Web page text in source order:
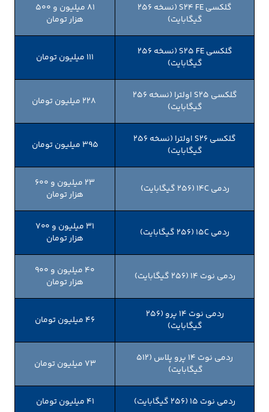
گلکسی S۲۴ FE (نسخه ۲۵۶
گیگابایت)
81 میلیون و 500
هزار تومان
گلکسی S۲۵ FE (نسخه ۲۵۶
گیگابایت)
111 میلیون تومان
گلکسی S۲۵ اولترا (نسخه ۲۵۶
گیگابایت)
گلکسی S26 اولترا (نسخه ۲۵۶
گیگابایت)
395 میلیون تومان
ردمی ۱۴C (۲۵۶ گیگابایت)
23 میلیون و 600
هزار تومان
ردمی ۱۵C (۲۵۶ گیگابایت)
31 میلیون و 700
هزار تومان
ردمی نوت ۱۴ (۲۵۶ گیگابایت)
40 میلیون و 900
هزار تومان
ردمی نوت ۱۴ پرو (۲۵۶
گیگابایت)
46 میلیون تومان
ردمی نوت ۱۴ پرو پلاس (۵۱۲
گیگابایت)
73 میلیون تومان
ردمی نوت 15 (۲۵۶ گیگابایت) 41 میلیون تومان